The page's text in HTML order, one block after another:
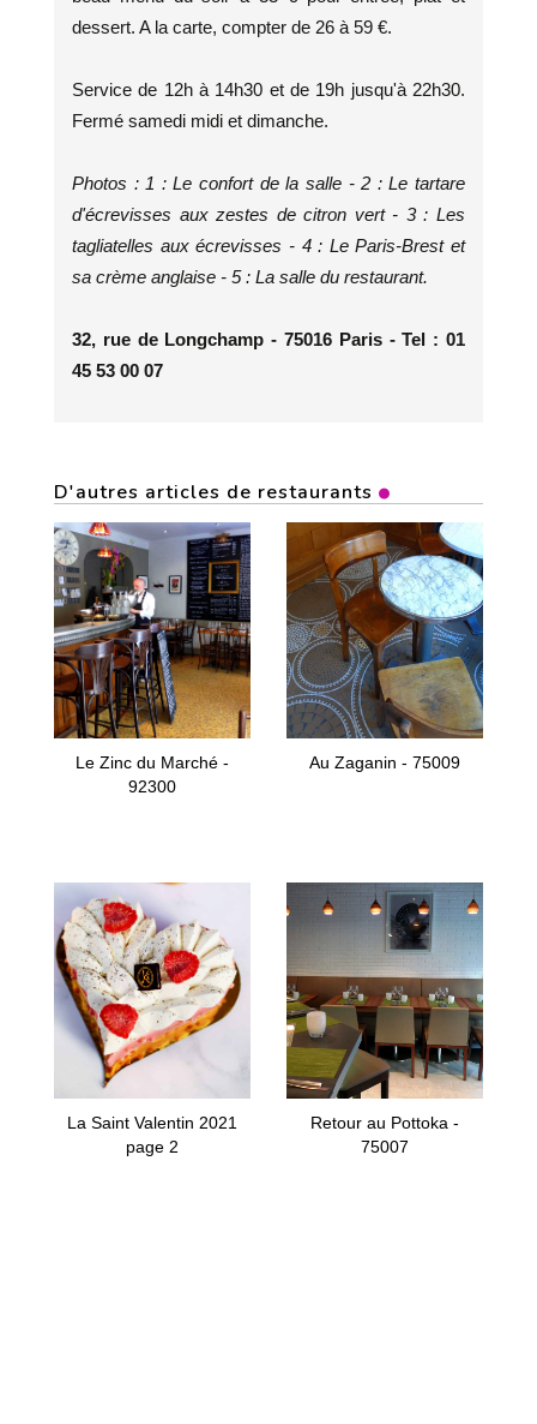
dessert. A la carte, compter de 26 à 59 €.
Service de 12h à 14h30 et de 19h jusqu'à 22h30.
Fermé samedi midi et dimanche.
Photos : 1 : Le confort de la salle - 2 : Le tartare
d'écrevisses aux zestes de citron vert - 3 : Les
tagliatelles aux écrevisses - 4 : Le Paris-Brest et
sa crème anglaise - 5 : La salle du restaurant.
32, rue de Longchamp - 75016 Paris - Tel : 01
45 53 00 07
D'autres articles de restaurants
Le Zinc du Marché -
92300
Au Zaganin - 75009
La Saint Valentin 2021
page 2
Retour au Pottoka -
75007